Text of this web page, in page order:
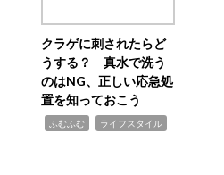
クラゲに刺されたらど
うする？ 真水で洗う
のはNG、正しい応急処
置を知っておこう
ふむふむ ライフスタイル